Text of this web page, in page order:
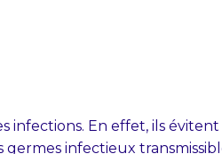
infections. En effet, ils
infectieux